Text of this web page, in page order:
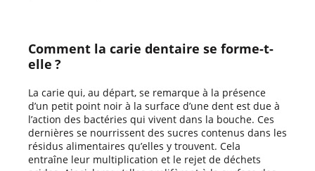
Comment la carie dentaire se forme-t-
elle ?
La carie qui, au départ, se remarque à la présence
d’un petit point noir à la surface d’une dent est due à
l’action des bactéries qui vivent dans la bouche. Ces
dernières se nourrissent des sucres contenus dans les
résidus alimentaires qu’elles y trouvent. Cela
entraîne leur multiplication et le rejet de déchets